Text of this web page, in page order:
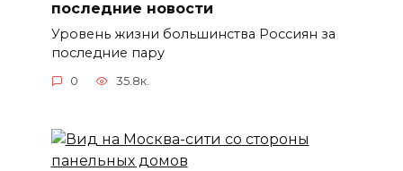
последние новости
Уровень жизни большинства Россиян за
последние пару
0 35.8к.